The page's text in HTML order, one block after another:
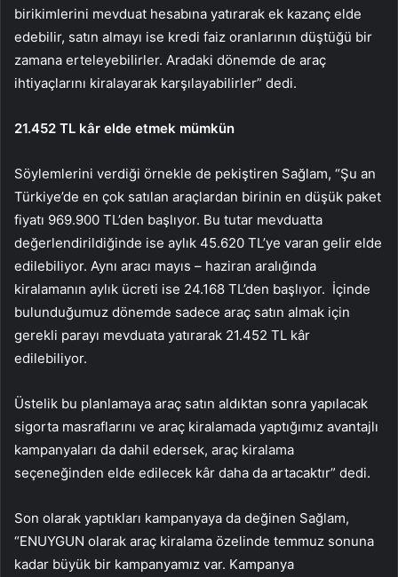
birikimlerini mevduat hesabına yatırarak ek kazanç elde
edebilir, satın almayı ise kredi faiz oranlarının düştüğü bir
zamana erteleyebilirler. Aradaki dönemde de araç
ihtiyaçlarını kiralayarak karşılayabilirler” dedi.
21.452 TL kâr elde etmek mümkün
Söylemlerini verdiği örnekle de pekiştiren Sağlam, “Şu an
Türkiye’de en çok satılan araçlardan birinin en düşük paket
fiyatı 969.900 TL’den başlıyor. Bu tutar mevduatta
değerlendirildiğinde ise aylık 45.620 TL’ye varan gelir elde
edilebiliyor. Aynı aracı mayıs – haziran aralığında
kiralamanın aylık ücreti ise 24.168 TL’den başlıyor. İçinde
bulunduğumuz dönemde sadece araç satın almak için
gerekli parayı mevduata yatırarak 21.452 TL kâr
edilebiliyor.
Üstelik bu planlamaya araç satın aldıktan sonra yapılacak
sigorta masraflarını ve araç kiralamada yaptığımız avantajlı
kampanyaları da dahil edersek, araç kiralama
seçeneğinden elde edilecek kâr daha da artacaktır” dedi.
Son olarak yaptıkları kampanyaya da değinen Sağlam,
“ENUYGUN olarak araç kiralama özelinde temmuz sonuna
kadar büyük bir kampanyamız var. Kampanya